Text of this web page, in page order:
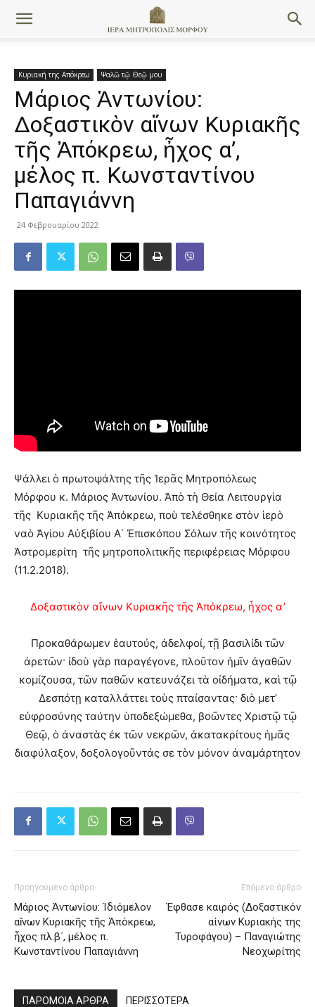
Κυριακή της Απόκρεω Ψαλῶ τῷ Θεῷ μου
Μάριος Ἀντωνίου:
Δοξαστικὸν αἴνων Κυριακῆς
τῆς Ἀπόκρεω, ἦχος α’,
μέλος π. Κωνσταντίνου
Παπαγιάννη
24 Φεβρουαρίου 2022
Ψάλλει ὁ πρωτοψάλτης τῆς Ἱερᾶς Μητροπόλεως
Μόρφου κ. Μάριος Ἀντωνίου. Ἀπὸ τὴ Θεία Λειτουργία
τῆς Κυριακῆς τῆς Ἀπόκρεω, ποὺ τελέσθηκε στὸν ἱερὸ
ναὸ Ἁγίου Αὐξιβίου Α΄ Ἐπισκόπου Σόλων τῆς κοινότητος
Ἀστρομερίτη τῆς μητροπολιτικῆς περιφέρειας Μόρφου
(11.2.2018).
Δοξαστικὸν αἴνων Κυριακῆς τῆς Ἀπόκρεω, ἦχος α’
Προκαθάρωμεν ἑαυτούς, ἀδελφοί, τῇ βασιλίδι τῶν
ἀρετῶν· ἰδοὺ γὰρ παραγέγονε, πλοῦτον ἡμῖν ἀγαθῶν
κομίζουσα, τῶν παθῶν κατευνάζει τὰ οἰδήματα, καὶ τῷ
Δεσπότῃ καταλλάττει τοὺς πταίσαντας· διὸ μετ’
εὐφροσύνης ταύτην ὑποδεξώμεθα, βοῶντες Χριστῷ τῷ
Θεῷ, ὁ ἀναστὰς ἐκ τῶν νεκρῶν, ἀκατακρίτους ἡμᾶς
διαφύλαξον, δοξολογοῦντάς σε τὸν μόνον ἀναμάρτητον
Προηγούμενο άρθρο
Μάριος Ἀντωνίου: Ἰδιόμελον
αἴνων Κυριακῆς τῆς Ἀπόκρεω,
ἦχος πλ.β΄, μέλος π.
Κωνσταντίνου Παπαγιάννη
Επόμενο άρθρο
Έφθασε καιρός (Δοξαστικόν
αίνων Κυριακής της
Τυροφάγου) – Παναγιώτης
Νεοχωρίτης
ΠΑΡΟΜΟΙΑ ΑΡΘΡΑ ΠΕΡΙΣΣΟΤΕΡΑ